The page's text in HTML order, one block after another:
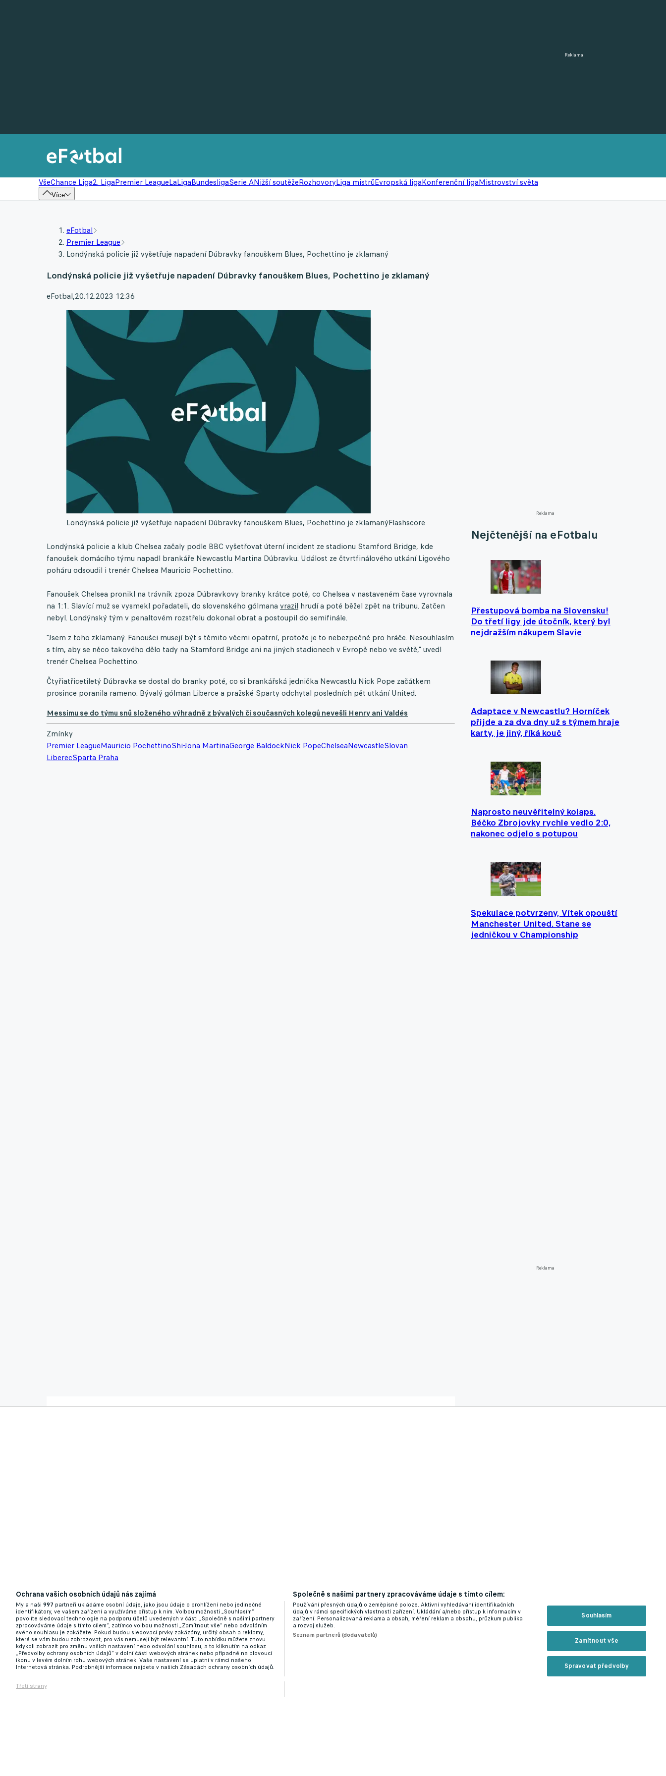
Reklama
VšeChance Liga2. LigaPremier LeagueLaLigaBundesligaSerie ANižší soutěžeRozhovoryLiga mistrůEvropská ligaKonferenční ligaMistrovství světa
Více
Reklama
Nejčtenější na eFotbalu
Přestupová bomba na Slovensku!
Do třetí ligy jde útočník, který byl
nejdražším nákupem Slavie
Adaptace v Newcastlu? Horníček
přijde a za dva dny už s týmem hraje
karty, je jiný, říká kouč
Naprosto neuvěřitelný kolaps.
Béčko Zbrojovky rychle vedlo 2:0,
nakonec odjelo s potupou
Spekulace potvrzeny, Vítek opouští
Manchester United. Stane se
jedničkou v Championship
Reklama
eFotbal
Premier League
Londýnská policie již vyšetřuje napadení Dúbravky fanouškem Blues, Pochettino je zklamaný
Londýnská policie již vyšetřuje napadení Dúbravky fanouškem Blues, Pochettino je zklamaný
eFotbal,20.12.2023 12:36
Londýnská policie již vyšetřuje napadení Dúbravky fanouškem Blues, Pochettino je zklamanýFlashscore
Londýnská policie a klub Chelsea začaly podle BBC vyšetřovat úterní incident ze stadionu Stamford Bridge, kde
fanoušek domácího týmu napadl brankáře Newcastlu Martina Dúbravku. Událost ze čtvrtfinálového utkání Ligového
poháru odsoudil i trenér Chelsea Mauricio Pochettino.
Fanoušek Chelsea pronikl na trávník zpoza Dúbravkovy branky krátce poté, co Chelsea v nastaveném čase vyrovnala
na 1:1. Slavící muž se vysmekl pořadateli, do slovenského gólmana vrazil hrudí a poté běžel zpět na tribunu. Zatčen
nebyl. Londýnský tým v penaltovém rozstřelu dokonal obrat a postoupil do semifinále.
"Jsem z toho zklamaný. Fanoušci musejí být s těmito věcmi opatrní, protože je to nebezpečné pro hráče. Nesouhlasím
s tím, aby se něco takového dělo tady na Stamford Bridge ani na jiných stadionech v Evropě nebo ve světě," uvedl
trenér Chelsea Pochettino.
Čtyřiatřicetiletý Dúbravka se dostal do branky poté, co si brankářská jednička Newcastlu Nick Pope začátkem
prosince poranila rameno. Bývalý gólman Liberce a pražské Sparty odchytal posledních pět utkání United.
Messimu se do týmu snů složeného výhradně z bývalých či současných kolegů nevešli Henry ani Valdés
Zmínky
Premier LeagueMauricio PochettinoShi-Jona MartinaGeorge BaldockNick PopeChelseaNewcastleSlovan
LiberecSparta Praha
Ochrana vašich osobních údajů nás zajímá
My a naši 997 partneři ukládáme osobní údaje, jako jsou údaje o prohlížení nebo jedinečné
identifikátory, ve vašem zařízení a využíváme přístup k nim. Volbou možnosti „Souhlasím“
povolíte sledovací technologie na podporu účelů uvedených v části „Společně s našimi partnery
zpracováváme údaje s tímto cílem“, zatímco volbou možnosti „Zamítnout vše“ nebo odvoláním
svého souhlasu je zakážete. Pokud budou sledovací prvky zakázány, určitý obsah a reklamy,
které se vám budou zobrazovat, pro vás nemusejí být relevantní. Tuto nabídku můžete znovu
kdykoli zobrazit pro změnu vašich nastavení nebo odvolání souhlasu, a to kliknutím na odkaz
„Předvolby ochrany osobních údajů“ v dolní části webových stránek nebo případně na plovoucí
ikonu v levém dolním rohu webových stránek. Vaše nastavení se uplatní v rámci našeho
Internetová stránka. Podrobnější informace najdete v našich Zásadách ochrany osobních údajů.
Třetí strany
Společně s našimi partnery zpracováváme údaje s tímto cílem:
Používání přesných údajů o zeměpisné poloze. Aktivní vyhledávání identifikačních
údajů v rámci specifických vlastností zařízení. Ukládání a/nebo přístup k informacím v
zařízení. Personalizovaná reklama a obsah, měření reklam a obsahu, průzkum publika
a rozvoj služeb.
Seznam partnerů (dodavatelů)
Souhlasím
Zamítnout vše
Spravovat předvolby